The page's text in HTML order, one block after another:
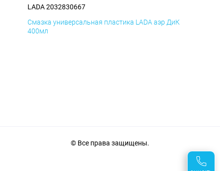
LADA 2032830667
Смазка универсальная пластика LADA аэр ДиК
400мл
© Все права защищены.